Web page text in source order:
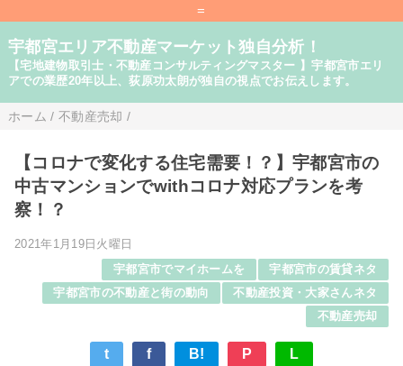
=
宇都宮エリア不動産マーケット独自分析！
【宅地建物取引士・不動産コンサルティングマスター 】宇都宮市エリ
アでの業歴20年以上、荻原功太朗が独自の視点でお伝えします。
ホーム / 不動産売却 /
【コロナで変化する住宅需要！？】宇都宮市の
中古マンションでwithコロナ対応プランを考
察！？
2021年1月19日火曜日
宇都宮市でマイホームを
宇都宮市の賃貸ネタ
宇都宮市の不動産と街の動向
不動産投資・大家さんネタ
不動産売却
t f B! P L